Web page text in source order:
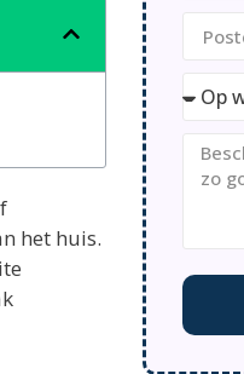
het huis.